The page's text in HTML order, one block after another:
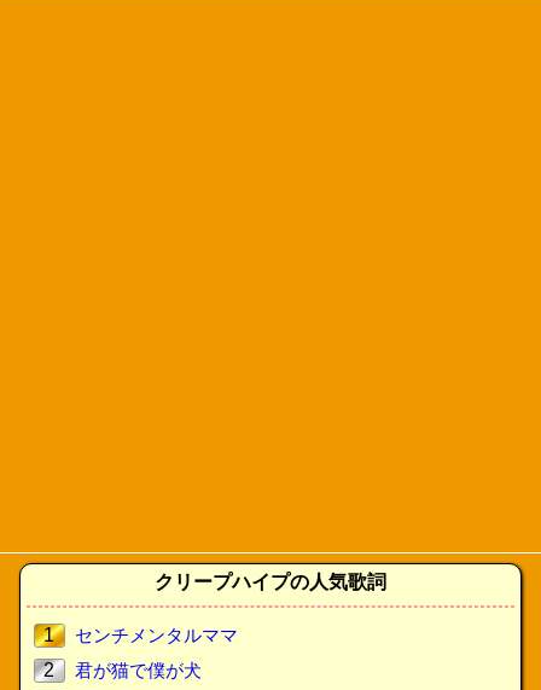
クリープハイプの人気歌詞
1
センチメンタルママ
2
君が猫で僕が犬